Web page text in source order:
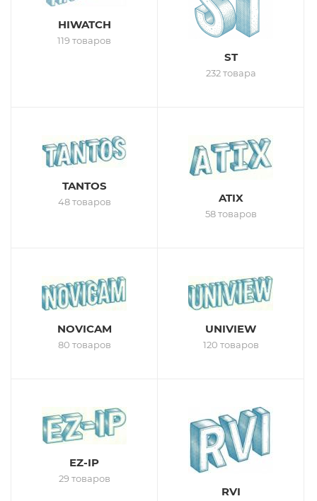
HIWATCH
119 товаров
ST
232 товара
TANTOS
48 товаров ATIX
58 товаров
NOVICAM
80 товаров
UNIVIEW
120 товаров
EZ-IP
29 товаров
RVI